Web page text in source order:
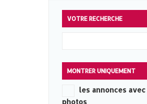
VOTRE RECHERCHE
MONTRER UNIQUEMENT
les annonces avec
photos